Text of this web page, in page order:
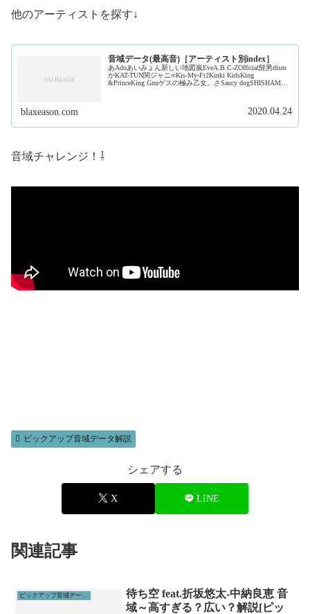
他のアーティストを探す↓
音域データ(最高音)［アーティスト別index］
あAdoあいみょん新しい地図嵐EveA.B.C-ZOfficial髭男dism
かKAT-TUN関ジャニ∞Kis-My-Ft2Kinki KidsKing
&PrinceKing Gnuゲスの極み乙女。さSaucy dogSHISHAMO
blaxeason.com 2020.04.24
音域チャレンジ！⇩
ピックアップ音域データ解説
シェアする
X LINE
関連記事
ピックアップ音域データ解説
待ち空 feat.折坂悠太-中納良恵 音
域～高すぎる？広い？解説[ピッ